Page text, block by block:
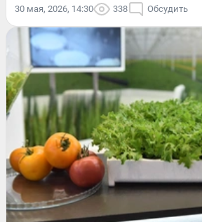
30 мая, 2026, 14:30 338 Обсудить